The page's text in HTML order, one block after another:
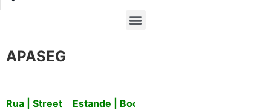
APASEG
Rua | Street
Estande | Booth